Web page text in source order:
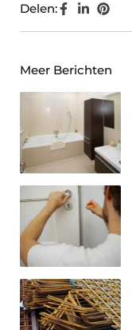
Delen:
Meer Berichten